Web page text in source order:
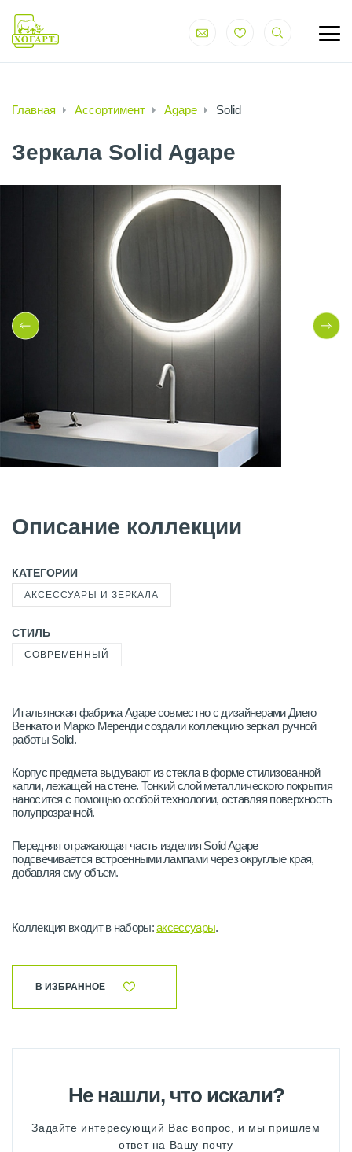
Главная Ассортимент Agape Solid
Зеркала Solid Agape
Описание коллекции
КАТЕГОРИИ
АКСЕССУАРЫ И ЗЕРКАЛА
СТИЛЬ
СОВРЕМЕННЫЙ
Итальянская фабрика Agape совместно с дизайнерами Диего
Венкато и Марко Меренди создали коллекцию зеркал ручной
работы Solid.
Корпус предмета выдувают из стекла в форме стилизованной
капли, лежащей на стене. Тонкий слой металлического покрытия
наносится с помощью особой технологии, оставляя поверхность
полупрозрачной.
Передняя отражающая часть изделия Solid Agape
подсвечивается встроенными лампами через округлые края,
добавляя ему объем.
Коллекция входит в наборы:аксессуары.
В ИЗБРАННОЕ
Не нашли, что искали?
Задайте интересующий Вас вопрос, и мы пришлем
ответ на Вашу почту